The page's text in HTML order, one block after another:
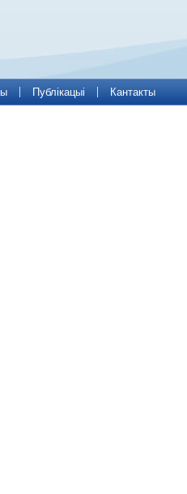
Публікацыі Кантакты